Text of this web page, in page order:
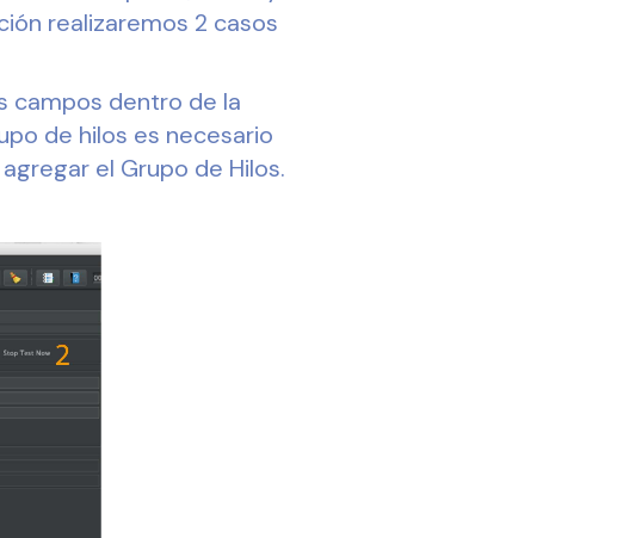
realizaremos 2 casos
campos dentro de la
de hilos es necesario
el Grupo de Hilos.